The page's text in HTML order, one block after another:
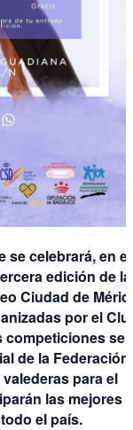
celebrará, en el
edición de
Ciudad de
por el
competiciones se
de la Federación
para el
las mejores
el país.